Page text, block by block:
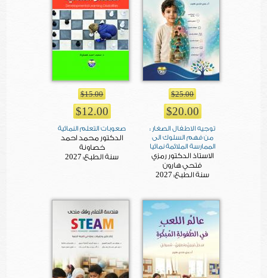
$25.00
$20.00
توجيه الاطفال الصغار :
من فهم السلوك الى
الممارسة الملائمة نمائيا
الاستاذ الدكتور رمزي
فتحي هارون
سنة الطبع: 2027
$15.00
$12.00
صعوبات التعلم النمائية
الدكتور محمد احمد
خصاونة
سنة الطبع: 2027